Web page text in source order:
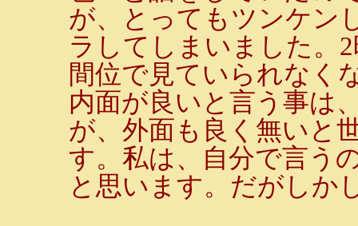
が、とってもツンケン
ラしてしまいました。
間位で見ていられなく
内面が良いと言う事は
が、外面も良く無いと
す。私は、自分で言う
と思います。だがしか